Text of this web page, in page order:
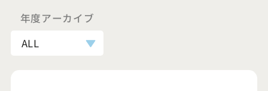
年度アーカイブ
ALL